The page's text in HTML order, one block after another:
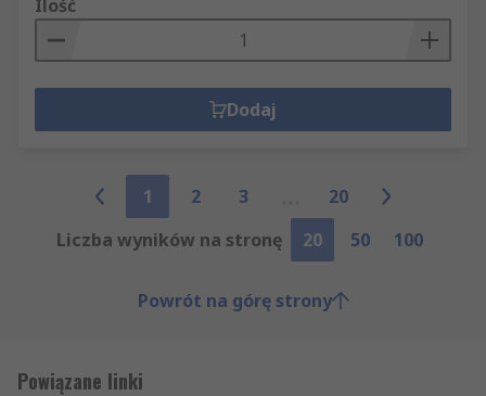
Ilość
Dodaj
1 2 3
20
Liczba wyników na stronę
20 50 100
Powrót na górę strony
Powiązane linki